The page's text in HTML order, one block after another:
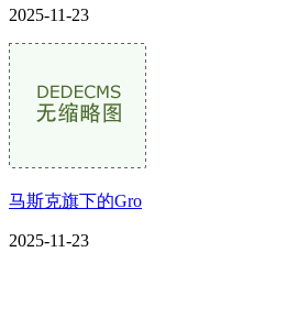
2025-11-23
马斯克旗下的Gro
2025-11-23